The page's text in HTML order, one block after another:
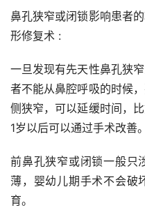
鼻孔狭窄或闭锁影响患者
形修复术 :
一旦发现有先天性鼻孔狭
者不能从鼻腔呼吸的时候
侧狭窄，可以延缓时间，
1岁以后可以通过手术改善。
前鼻孔狭窄或闭锁一般只
薄，婴幼儿期手术不会破
育。